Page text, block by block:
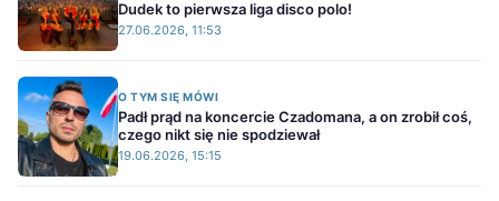
Dudek to pierwsza liga disco polo!
27.06.2026, 11:53
O TYM SIĘ MÓWI
Padł prąd na koncercie Czadomana, a on zrobił coś,
czego nikt się nie spodziewał
19.06.2026, 15:15